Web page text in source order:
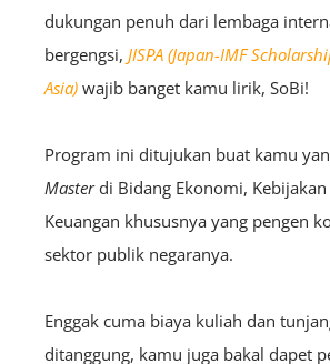
dukungan penuh dari lembaga
bergengsi, JISPA (Japan-IMF
Asia) wajib banget kamu lirik, SoBi!
Program ini ditujukan buat kamu
Masterdi Bidang Ekonomi,
Keuangan khususnya yang pengen
sektor publik negaranya.
Enggak cuma biaya kuliah dan
ditanggung, kamu juga bakal dapet